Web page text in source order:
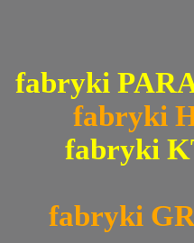
fabryki
fabryki
fabryki
fabryki